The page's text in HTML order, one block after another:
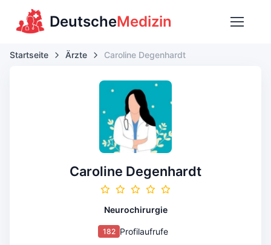
DeutscheMedizin
Startseite Ärzte Caroline Degenhardt
Caroline Degenhardt
Neurochirurgie
182 Profilaufrufe